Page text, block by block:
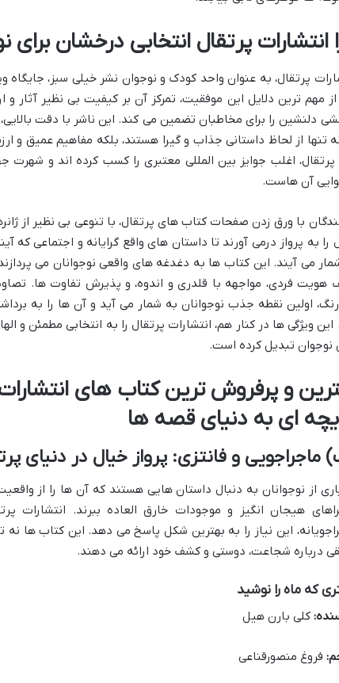
انتشارات پرتقال انتخابی درخشان برای
پرتقال، به عنوان واحد کودک و نوجوان نشر خیلی سبز، جایگاه
مهم ترین دلایل این موفقیت، تمرکز آن بر کیفیت بی نظیر آثار
دلنشین را برای مخاطبان تضمین می کند. این ناشر با دقت
تنها از لحاظ داستانی جذاب و گیرا هستند، بلکه مفاهیم عمیق و
پرتقال، اغلب جوایز بین المللی معتبری را کسب کرده اند و شهرت
آن هاست.
با ورق زدن صفحات کتاب های پرتقال، با تنوعی بی نظیر از
را به پرواز درمی آورند تا داستان های واقع گرایانه و اجتماعی که
می آیند. این کتاب ها به دغدغه های واقعی نوجوانان می
هویت فردی، مواجهه با قلدری و اندوه، و پذیرش تفاوت ها.
اولین نقطه جذب نوجوانان به شمار می آید و آن ها را به
این ویژگی ها در کنار هم، انتشارات پرتقال را به انتخابی مطمئن
نوجوان تبدیل کرده است.
و پرفروش ترین کتاب های انتشارات
ای به دنیای قصه ها
ماجراجویی و فانتزی: پرواز خیال در دنیای
از نوجوانان به دنبال داستان هایی هستند که آن ها را از
هیجان انگیز و موجودات خارق العاده ببرند. انتشارات
این نیاز را به بهترین شکل پاسخ می دهد. این کتاب ها
درباره شجاعت، دوستی و کشف خود ارائه می دهند.
که ماه را نوشید
کلی بارن هیل
فروغ منصورقناعی